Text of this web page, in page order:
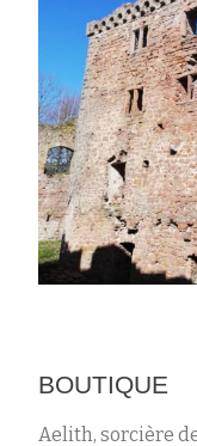
BOUTIQUE
Aelith, sorcière